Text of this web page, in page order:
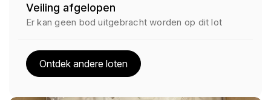
Veiling afgelopen
Er kan geen bod uitgebracht worden op dit lot
Ontdek andere loten